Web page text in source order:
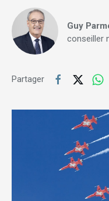
Guy
conseiller
Partager